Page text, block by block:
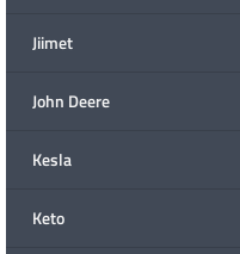
Jiimet
John Deere
Kesla
Keto